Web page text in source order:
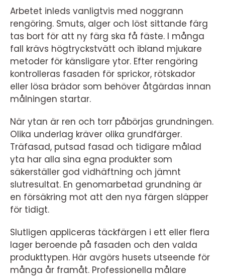
Arbetet inleds vanligtvis med noggrann
rengöring. Smuts, alger och löst sittande färg
tas bort för att ny färg ska få fäste. I många
fall krävs högtryckstvätt och ibland mjukare
metoder för känsligare ytor. Efter rengöring
kontrolleras fasaden för sprickor, rötskador
eller lösa brädor som behöver åtgärdas innan
målningen startar.
När ytan är ren och torr påbörjas grundningen.
Olika underlag kräver olika grundfärger.
Träfasad, putsad fasad och tidigare målad
yta har alla sina egna produkter som
säkerställer god vidhäftning och jämnt
slutresultat. En genomarbetad grundning är
en försäkring mot att den nya färgen släpper
för tidigt.
Slutligen appliceras täckfärgen i ett eller flera
lager beroende på fasaden och den valda
produkttypen. Här avgörs husets utseende för
många år framåt. Professionella målare